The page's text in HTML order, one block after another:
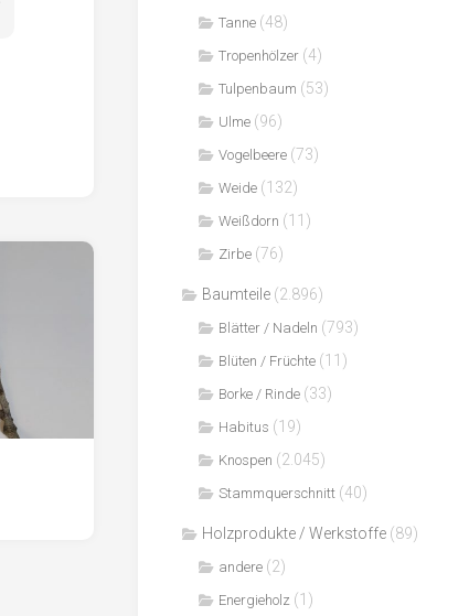
Tanne (48)
Tropenhölzer (4)
Tulpenbaum (53)
Ulme (96)
Vogelbeere (73)
Weide (132)
Weißdorn (11)
Zirbe (76)
Baumteile (2.896)
Blätter / Nadeln (793)
Blüten / Früchte (11)
Borke / Rinde (33)
Habitus (19)
Knospen (2.045)
Stammquerschnitt (40)
Holzprodukte / Werkstoffe (89)
andere (2)
Energieholz (1)